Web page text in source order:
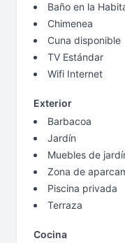
Baño en la
Chimenea
Cuna disponible
TV Estándar
Wifi Internet
Exterior
Barbacoa
Jardín
Muebles de
Zona de
Piscina privada
Terraza
Cocina